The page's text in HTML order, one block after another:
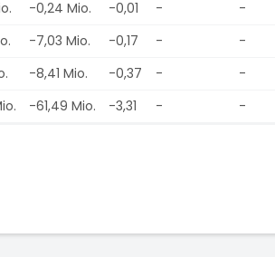
-0,24 Mio. -0,01 - -
-7,03 Mio. -0,17 - -
-8,41 Mio. -0,37 - -
-61,49 Mio. -3,31 - -